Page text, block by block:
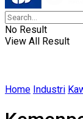
No Result
View All Result
Home Industri